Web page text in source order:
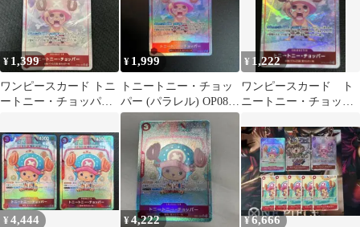
¥ 1,399
ワンピースカード トニ
ートニー・チョッパー
¥ 1,999
トニートニー・チョッ
パー (パラレル) OP08-
007
¥ 1,222
ワンピースカード ト
ニートニー・チョッパ
OP08-007
¥4,444 ¥4,222 ¥6,666